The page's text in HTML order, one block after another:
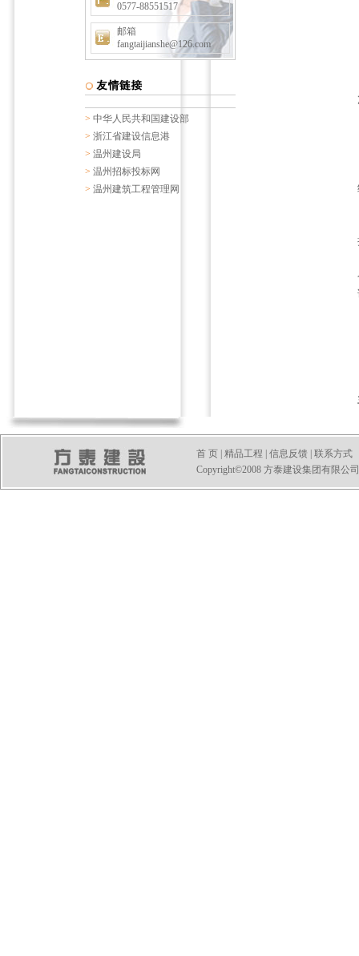
0577-88551517
邮箱
fangtaijianshe@126.com
> 中华人民共和国建设部
> 浙江省建设信息港
> 温州建设局
> 温州招标投标网
> 温州建筑工程管理网
首 页 精品工程 信息反馈 联系方式
Copyright©2008 方泰建设集团有限公